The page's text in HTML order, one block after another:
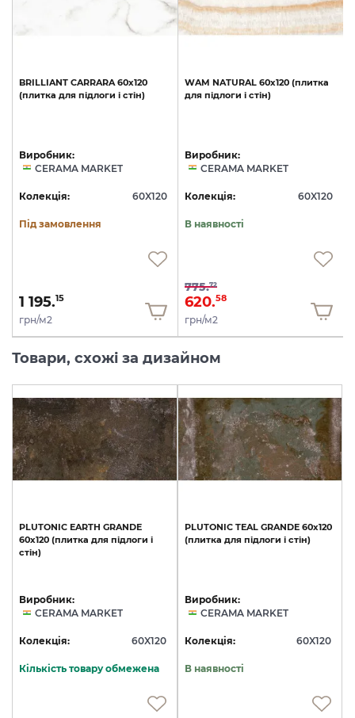
BRILLIANT CARRARA 60х120
(плитка для підлоги і стін)
Виробник:
CERAMA MARKET
Колекція: 60X120
Під замовлення
1 195.15
грн/м2
WAM NATURAL 60х120 (плитка
для підлоги і стін)
Виробник:
CERAMA MARKET
Колекція: 60X120
В наявності
775.72
620.58
грн/м2
Товари, схожі за дизайном
PLUTONIC EARTH GRANDE
60х120 (плитка для підлоги і
стін)
Виробник:
CERAMA MARKET
Колекція: 60X120
Кількість товару обмежена
PLUTONIC TEAL GRANDE 60х120
(плитка для підлоги і стін)
Виробник:
CERAMA MARKET
Колекція: 60X120
В наявності